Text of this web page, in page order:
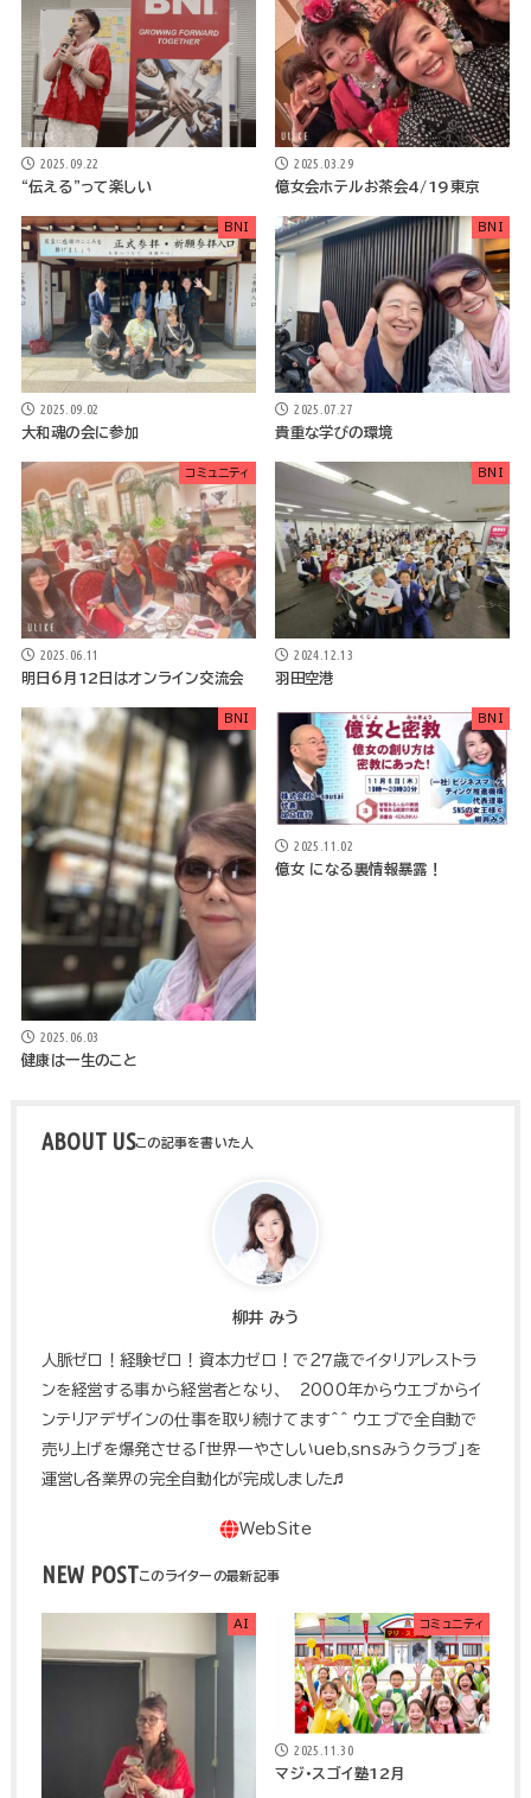
2025.09.22
“伝える”って楽しい
2025.03.29
億女会ホテルお茶会4/19東京
BNI
2025.09.02
大和魂の会に参加
BNI
2025.07.27
貴重な学びの環境
コミュニティ
2025.06.11
明日6月12日はオンライン交流会
BNI
2024.12.13
羽田空港
BNI
2025.06.03
健康は一生のこと
BNI
2025.11.02
億女 になる裏情報暴露！
ABOUT US
柳井 みう
人脈ゼロ！経験ゼロ！資本力ゼロ！で２７歳でイタリアレストラ
ンを経営する事から経営者となり、 2000年からウエブからイ
ンテリアデザインの仕事を取り続けてます^^ ウエブで全自動で
売り上げを爆発させる「世界一やさしいueb,snsみうクラブ」を
運営し各業界の完全自動化が完成しました♬
NEW POST
AI コミュニティ
2025.11.30
マジ・スゴイ塾12月